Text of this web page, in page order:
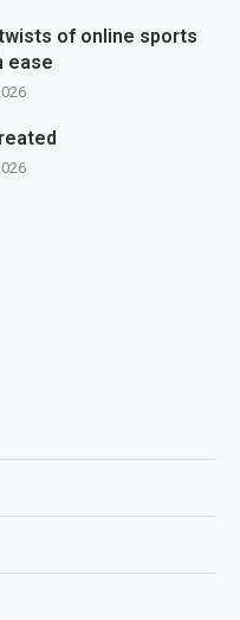
of online sports
ease